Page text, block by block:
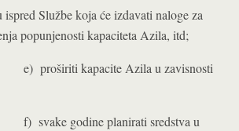
Službe koja će izdavati naloge za
popunjenosti kapaciteta Azila, itd;
Azila u zavisnosti
planirati sredstva u